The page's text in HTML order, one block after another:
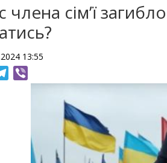
члена сім’ї
13:55
Telegram